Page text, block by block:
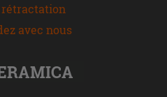
avec nous